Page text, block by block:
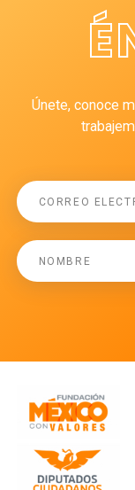
Únete, conoce